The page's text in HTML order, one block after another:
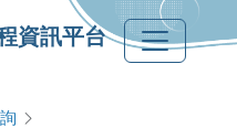
資訊平台